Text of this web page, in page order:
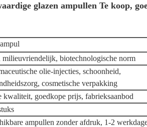
glazen ampullen Te koop,
milieuvriendelijk, biotechnologische norm
olie-injecties, schoonheid,
cosmetische verpakking
kwaliteit, goedkope prijs, fabrieksaanbod
ampullen zonder afdruk, 1-2